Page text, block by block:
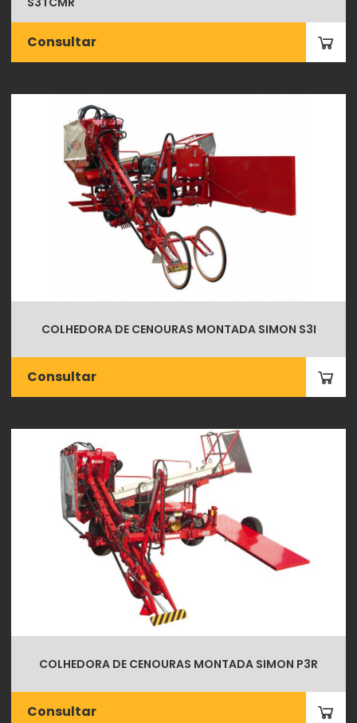
Consultar
COLHEDORA DE CENOURAS MONTADA SIMON S3I
Consultar
COLHEDORA DE CENOURAS MONTADA SIMON P3R
Consultar